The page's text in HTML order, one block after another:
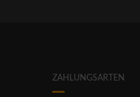
ZAHLUNGSARTEN